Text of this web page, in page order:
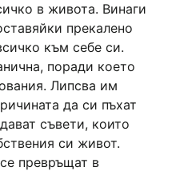
в живота. Винаги
прекалено
към себе си.
поради което
Липсва им
да си пъхат
съвети, които
си живот.
превръщат в